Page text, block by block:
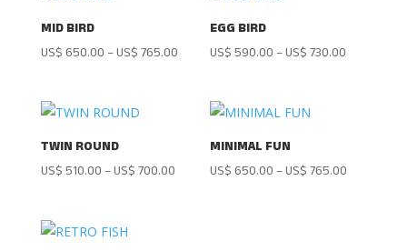
MID BIRD
US$ 650.00 –US$ 765.00
EGG BIRD
US$ 590.00 –US$ 730.00
TWIN ROUND
US$ 510.00 –US$ 700.00
MINIMAL FUN
US$ 650.00 –US$ 765.00